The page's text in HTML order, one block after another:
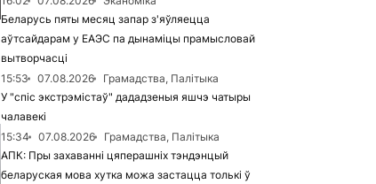
Беларусь пяты месяц запар з'яўляецца
аўтсайдарам у ЕАЭС па дынаміцы прамысловай
вытворчасці
15:53
07.08.2026
Грамадства, Палітыка
У "спіс экстрэмістаў" дададзеныя яшчэ чатыры
чалавекі
15:34
07.08.2026
Грамадства, Палітыка
АПК: Пры захаванні цяперашніх тэндэнцый
беларуская мова хутка можа застацца толькі ў